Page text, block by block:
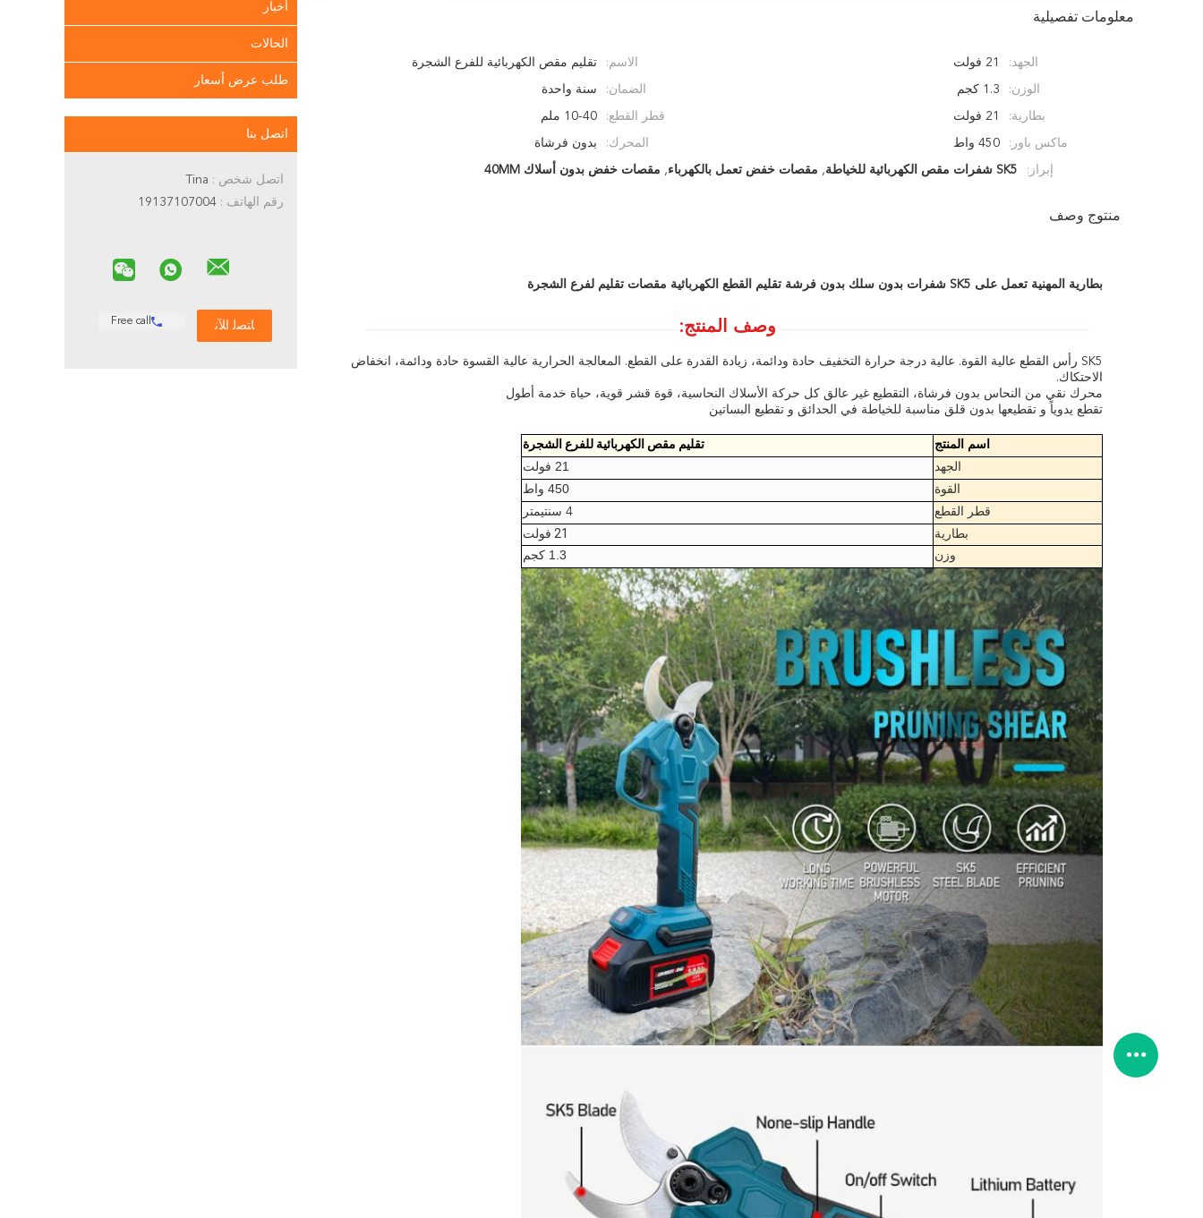
أخبار
الحالات
طلب عرض أسعار
اتصل بنا
اتصل شخص :
رقم الهاتف :
Free call
معلومات تفصيلية
الجهد: 21 فولت الاسم: تقليم مقص الكهربائية للفرع الشجرة
الوزن: 1.3 كجم الضمان: سنة واحدة
بطارية: 21 فولت قطر القطع: 10-40 ملم
ماكس باور: 450 واط المحرك: بدون فرشاة
إبراز: SK5 شفرات مقص الكهربائية للخياطة , مقصات خفض تعمل بالكهرباء, مقصات خفض بدون أسلاك 40MM
منتوج وصف
بطارية المهنية تعمل على SK5 شفرات بدون سلك بدون فرشة تقليم القطع الكهربائية مقصات تقليم لفرع الشجرة
وصف المنتج:
SK5 رأس القطع عالية القوة. عالية درجة حرارة التخفيف حادة ودائمة، زيادة القدرة على القطع. المعالجة الحرارية عالية القسوة حادة ودائمة، انخفاض
الاحتكاك.
محرك نقي من النحاس بدون فرشاة، التقطيع غير عالق كل حركة الأسلاك النحاسية، قوة قشر قوية، حياة خدمة أطول
تقطع يدوياً و تقطيعها بدون قلق مناسبة للخياطة في الحدائق و تقطيع البساتين
اسم المنتج
تقليم مقص الكهربائية للفرع الشجرة
الجهد
21 فولت
القوة
450 واط
قطر القطع 4 سنتيمتر
بطارية
21 فولت
وزن
1.3 كجم